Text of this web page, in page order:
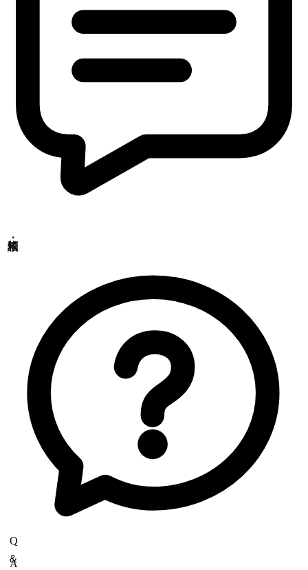
Q＆A